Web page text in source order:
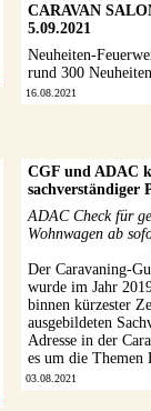
CARAVAN
5.09.2021
Neuheiten-
rund 300
16.08.2021
CGF und ADAC
sachverständiger
ADAC Check für
Wohnwagen ab
Der Caravaning-
wurde im Jahr
binnen kürzester
ausgebildeten
Adresse in der
es um die Themen
03.08.2021